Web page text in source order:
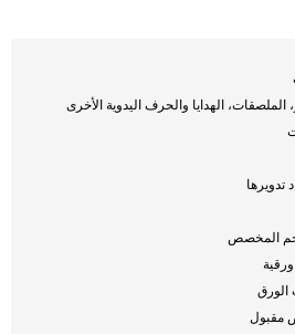
الملصقات، الهدايا والحرف اليدوية الأخرى
تدويرها
المخصص
ورقية
الورق
مقبول